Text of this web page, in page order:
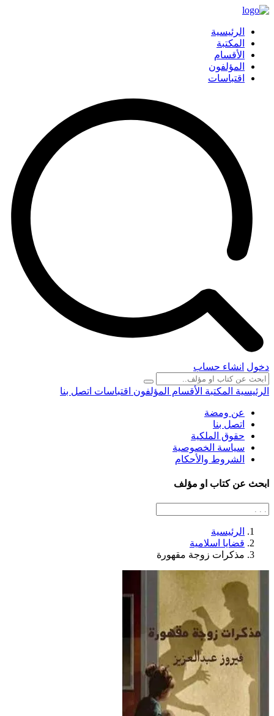
الرئيسية
المكتبة
الأقسام
المؤلفون
اقتباسات
دخول انشاء حساب
الرئيسية المكتبة الأقسام المؤلفون اقتباسات اتصل بنا
عن ومضة
اتصل بنا
حقوق الملكية
سياسة الخصوصية
الشروط والأحكام
ابحث عن كتاب او مؤلف
الرئيسية
قضايا اسلامية
مذكرات زوجة مقهورة